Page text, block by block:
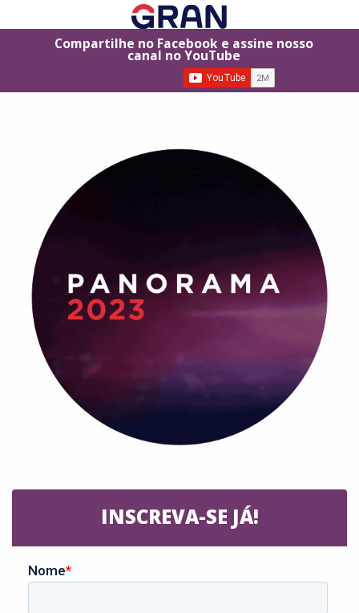
Compartilhe no Facebook e assine nosso
canal no YouTube
INSCREVA-SE JÁ!